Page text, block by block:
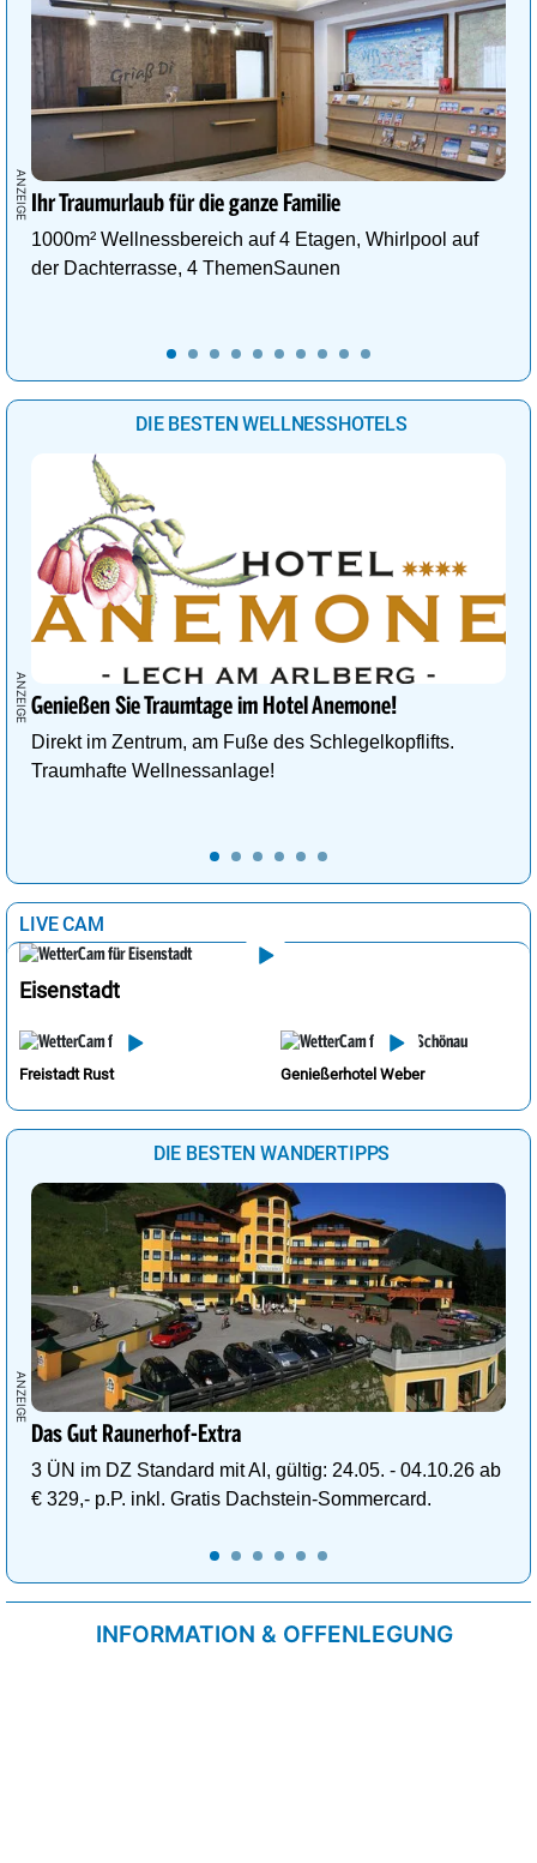
Ihr Traumurlaub für die ganze Familie
1000m² Wellnessbereich auf 4 Etagen, Whirlpool auf
der Dachterrasse, 4 ThemenSaunen
DIE BESTEN WELLNESSHOTELS
Genießen Sie Traumtage im Hotel Anemone!
Direkt im Zentrum, am Fuße des Schlegelkopflifts.
Traumhafte Wellnessanlage!
LIVE CAM
Eisenstadt
Freistadt Rust Genießerhotel Weber
DIE BESTEN WANDERTIPPS
Das Gut Raunerhof-Extra
3 ÜN im DZ Standard mit AI, gültig: 24.05. - 04.10.26 ab
€ 329,- p.P. inkl. Gratis Dachstein-Sommercard.
INFORMATION & OFFENLEGUNG